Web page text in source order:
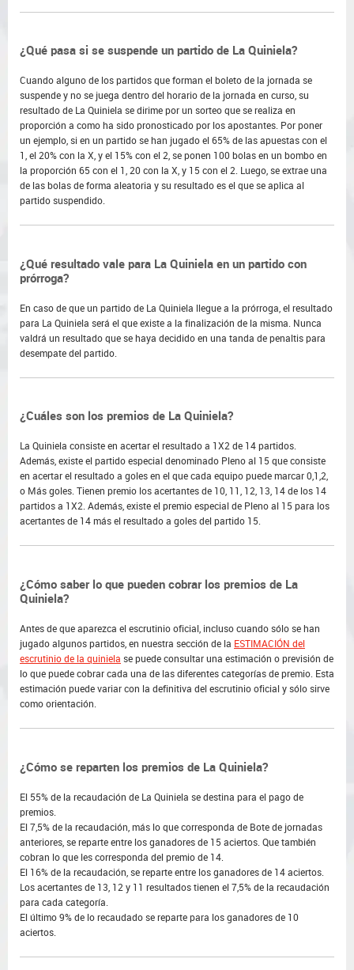
¿Qué pasa si se suspende un partido de La Quiniela?
Cuando alguno de los partidos que forman el boleto de la jornada se
suspende y no se juega dentro del horario de la jornada en curso, su
resultado de La Quiniela se dirime por un sorteo que se realiza en
proporción a como ha sido pronosticado por los apostantes. Por poner
un ejemplo, si en un partido se han jugado el 65% de las apuestas con el
1, el 20% con la X, y el 15% con el 2, se ponen 100 bolas en un bombo en
la proporción 65 con el 1, 20 con la X, y 15 con el 2. Luego, se extrae una
de las bolas de forma aleatoria y su resultado es el que se aplica al
partido suspendido.
¿Qué resultado vale para La Quiniela en un partido con
prórroga?
En caso de que un partido de La Quiniela llegue a la prórroga, el resultado
para La Quiniela será el que existe a la finalización de la misma. Nunca
valdrá un resultado que se haya decidido en una tanda de penaltis para
desempate del partido.
¿Cuáles son los premios de La Quiniela?
La Quiniela consiste en acertar el resultado a 1X2 de 14 partidos.
Además, existe el partido especial denominado Pleno al 15 que consiste
en acertar el resultado a goles en el que cada equipo puede marcar 0,1,2,
o Más goles. Tienen premio los acertantes de 10, 11, 12, 13, 14 de los 14
partidos a 1X2. Además, existe el premio especial de Pleno al 15 para los
acertantes de 14 más el resultado a goles del partido 15.
¿Cómo saber lo que pueden cobrar los premios de La
Quiniela?
Antes de que aparezca el escrutinio oficial, incluso cuando sólo se han
jugado algunos partidos, en nuestra sección de la ESTIMACIÓN del
escrutinio de la quiniela se puede consultar una estimación o previsión de
lo que puede cobrar cada una de las diferentes categorías de premio. Esta
estimación puede variar con la definitiva del escrutinio oficial y sólo sirve
como orientación.
¿Cómo se reparten los premios de La Quiniela?
El 55% de la recaudación de La Quiniela se destina para el pago de
premios.
El 7,5% de la recaudación, más lo que corresponda de Bote de jornadas
anteriores, se reparte entre los ganadores de 15 aciertos. Que también
cobran lo que les corresponda del premio de 14.
El 16% de la recaudación, se reparte entre los ganadores de 14 aciertos.
Los acertantes de 13, 12 y 11 resultados tienen el 7,5% de la recaudación
para cada categoría.
El último 9% de lo recaudado se reparte para los ganadores de 10
aciertos.